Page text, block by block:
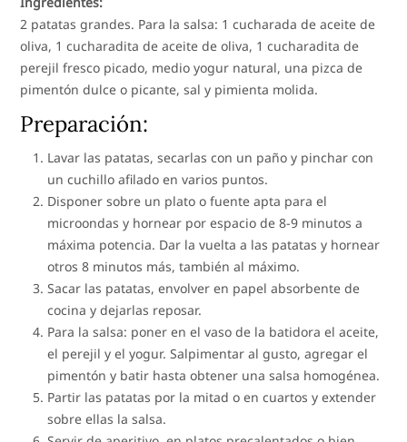
2 patatas grandes. Para la salsa: 1 cucharada de aceite de
oliva, 1 cucharadita de aceite de oliva, 1 cucharadita de
perejil fresco picado, medio yogur natural, una pizca de
pimentón dulce o picante, sal y pimienta molida.
Preparación:
Lavar las patatas, secarlas con un paño y pinchar con
un cuchillo afilado en varios puntos.
Disponer sobre un plato o fuente apta para el
microondas y hornear por espacio de 8-9 minutos a
máxima potencia. Dar la vuelta a las patatas y hornear
otros 8 minutos más, también al máximo.
Sacar las patatas, envolver en papel absorbente de
cocina y dejarlas reposar.
Para la salsa: poner en el vaso de la batidora el aceite,
el perejil y el yogur. Salpimentar al gusto, agregar el
pimentón y batir hasta obtener una salsa homogénea.
Partir las patatas por la mitad o en cuartos y extender
sobre ellas la salsa.